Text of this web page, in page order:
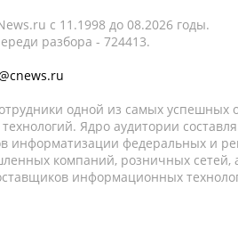
c 11.1998 до 08.2026 годы.
разбора - 724413.
одной из самых успешных
Ядро аудитории
информатизации федеральных и
компаний, розничных сетей,
информационных